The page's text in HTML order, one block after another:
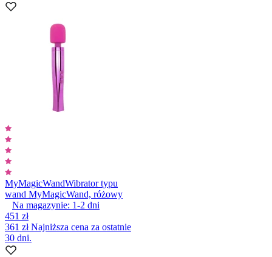
MyMagicWandWibrator typu
wand MyMagicWand, różowy
Na magazynie: 1-2 dni
451 zł
361 złNajniższa cena za ostatnie
30 dni.